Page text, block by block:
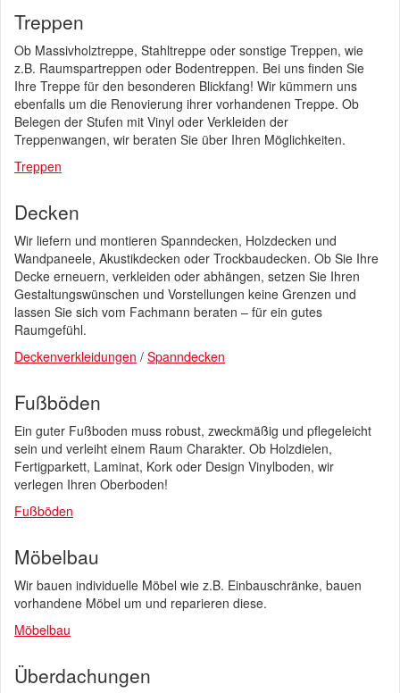
Treppen
Ob Massivholztreppe, Stahltreppe oder sonstige Treppen, wie
z.B. Raumspartreppen oder Bodentreppen. Bei uns finden Sie
Ihre Treppe für den besonderen Blickfang! Wir kümmern uns
ebenfalls um die Renovierung ihrer vorhandenen Treppe. Ob
Belegen der Stufen mit Vinyl oder Verkleiden der
Treppenwangen, wir beraten Sie über Ihren Möglichkeiten.
Treppen
Decken
Wir liefern und montieren Spanndecken, Holzdecken und
Wandpaneele, Akustikdecken oder Trockbaudecken. Ob Sie Ihre
Decke erneuern, verkleiden oder abhängen, setzen Sie Ihren
Gestaltungswünschen und Vorstellungen keine Grenzen und
lassen Sie sich vom Fachmann beraten – für ein gutes
Raumgefühl.
Deckenverkleidungen / Spanndecken
Fußböden
Ein guter Fußboden muss robust, zweckmäßig und pflegeleicht
sein und verleiht einem Raum Charakter. Ob Holzdielen,
Fertigparkett, Laminat, Kork oder Design Vinylboden, wir
verlegen Ihren Oberboden!
Fußböden
Möbelbau
Wir bauen individuelle Möbel wie z.B. Einbauschränke, bauen
vorhandene Möbel um und reparieren diese.
Möbelbau
Überdachungen